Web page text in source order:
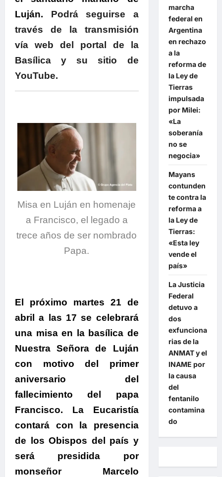
Luján. Podrá seguirse a
través de la transmisión
vía web del portal de la
Basílica y su sitio de
YouTube.
Misa en Luján en homenaje
a Francisco, el legado a
trece años de ser nombrado
Papa.
El próximo martes 21 de
abril a las 17 se celebrará
una misa en la basílica de
Nuestra Señora de Luján
con motivo del primer
aniversario del
fallecimiento del papa
Francisco. La Eucaristía
contará con la presencia
de los Obispos del país y
será presidida por
monseñor Marcelo
marcha
federal en
Argentina
en rechazo
a la
reforma de
la Ley de
Tierras
impulsada
por Milei:
«La
soberanía
no se
negocia»
Mayans
contunden
te contra la
reforma a
la Ley de
Tierras:
«Esta ley
vende el
país»
La Justicia
Federal
detuvo a
dos
exfunciona
rias de la
ANMAT y el
INAME por
la causa
del
fentanilo
contamina
do